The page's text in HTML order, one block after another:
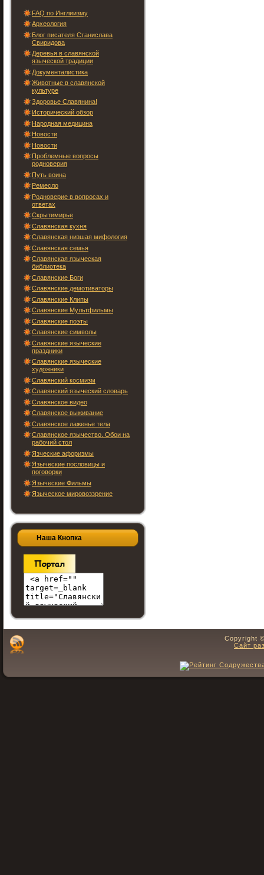
FAQ по Инглиизму
Археология
Блог писателя Станислава
Свиридова
Деревья в славянской
языческой традиции
Документалистика
Животные в славянской
культуре
Здоровье Славянина!
Исторический обзор
Народная медицина
Новости
Новости
Проблемные вопросы
родноверия
Путь воина
Ремесло
Родноверие в вопросах и
ответах
Скрытимирье
Славянская кухня
Славянская низшая мифология
Славянская семья
Славянская языческая
библиотека
Славянские Боги
Славянские демотиваторы
Славянские Клипы
Славянские Мультфильмы
Славянские поэты
Славянские символы
Славянские языческие
праздники
Славянские языческие
художники
Славянский космизм
Славянский языческий словарь
Славянское видео
Славянское выживание
Славянское лаженье тела
Славянское язычество. Обои на
рабочий стол
Язческие афоризмы
Языческие пословицы и
поговорки
Языческие Фильмы
Языческое мировоззрение
Наша Кнопка
Copyright
Сайт